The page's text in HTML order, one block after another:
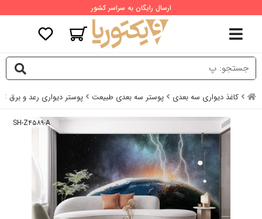
ارسال رایگان به سراسر کشور
کاغذ دیواری سه بعدی پوستر سه بعدی طبیعت پوستر دیواری رعد و برق
SH-Z۴۵۸۹-A